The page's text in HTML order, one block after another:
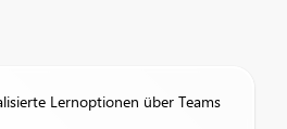
Lernoptionen über Teams